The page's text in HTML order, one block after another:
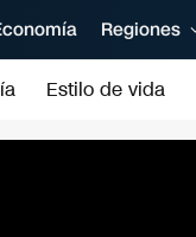
Regiones
Estilo de vida